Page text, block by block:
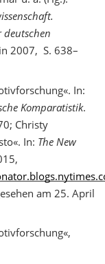
senschaft.
deutschen
2007, S. 638–
In:
Komparatistik.
Christy
In: The New
am 25. April